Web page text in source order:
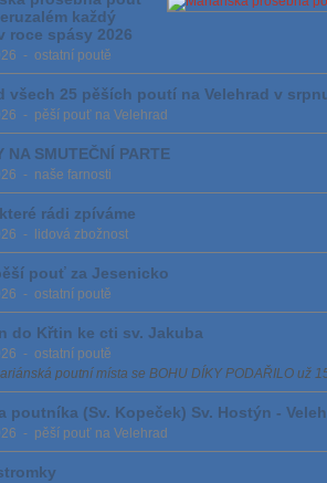
každý
roce spásy 2026
- ostatní poutě
všech 25 pěších poutí na Velehrad v
- pěší pouť na Velehrad
NA SMUTEČNÍ PARTE
- naše farnosti
rádi zpíváme
- lidová zbožnost
pouť za Jesenicko
- ostatní poutě
do Křtin ke cti sv. Jakuba
- ostatní poutě
poutní místa se BOHU DÍKY PODAŘILO už
poutníka (Sv. Kopeček) Sv. Hostýn -
- pěší pouť na Velehrad